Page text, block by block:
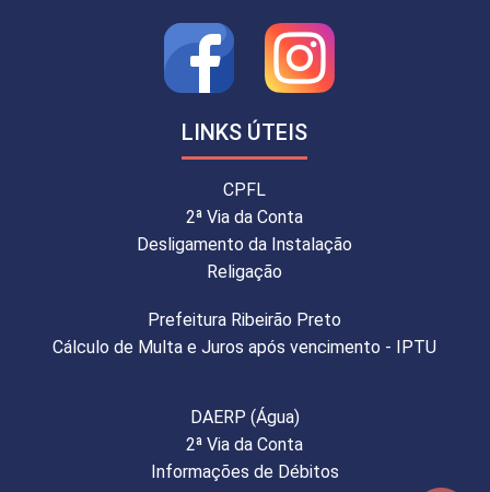
LINKS ÚTEIS
CPFL
2ª Via da Conta
Desligamento da Instalação
Religação
Prefeitura Ribeirão Preto
Cálculo de Multa e Juros após vencimento - IPTU
DAERP (Água)
2ª Via da Conta
Informações de Débitos